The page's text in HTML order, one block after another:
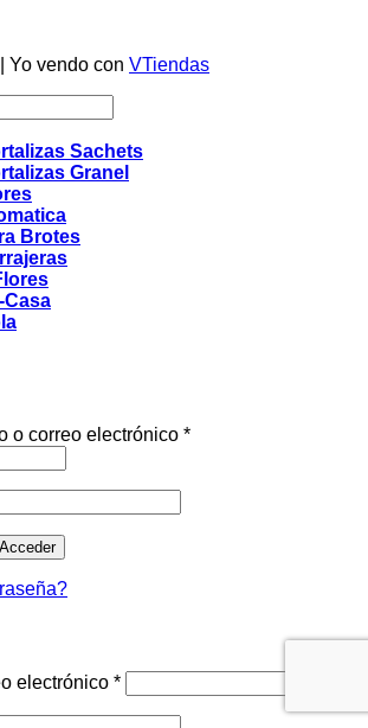
Yo vendo con VTiendas
Sachets
Granel
Brotes
Casa
o correo electrónico *Obligatorio
Acceder
electrónico *Obligatorio